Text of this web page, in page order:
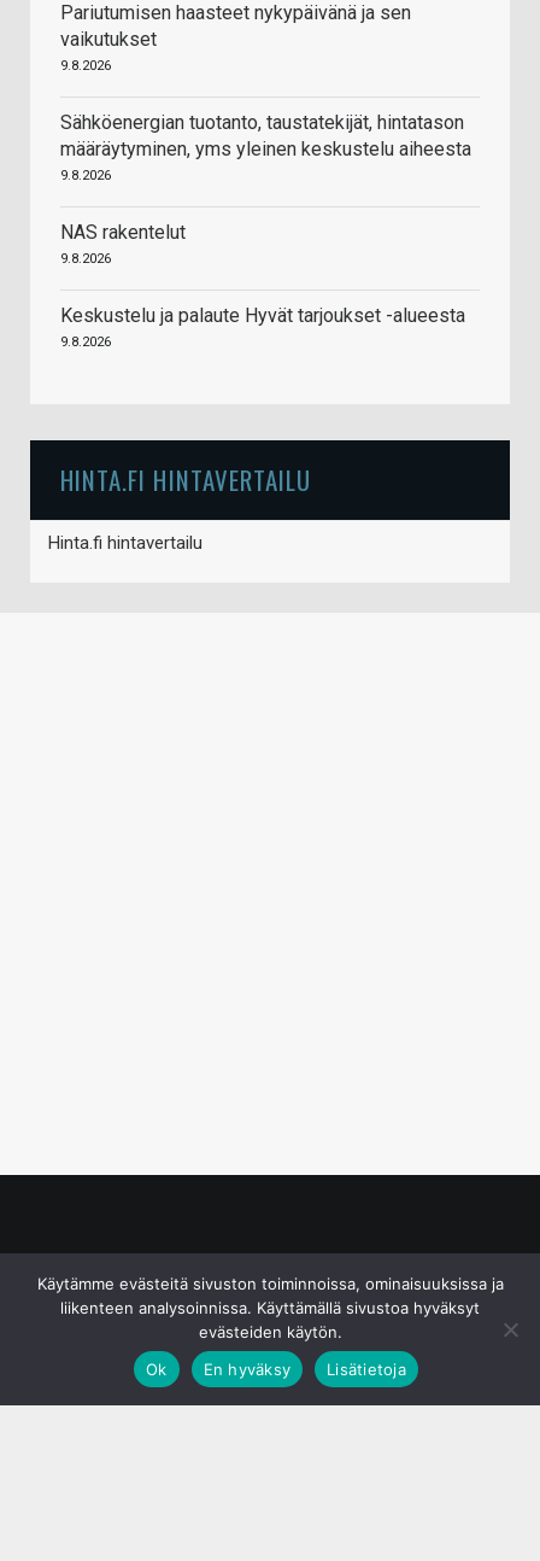
Pariutumisen haasteet nykypäivänä ja sen
vaikutukset
9.8.2026
Sähköenergian tuotanto, taustatekijät, hintatason
määräytyminen, yms yleinen keskustelu aiheesta
9.8.2026
NAS rakentelut
9.8.2026
Keskustelu ja palaute Hyvät tarjoukset -alueesta
9.8.2026
HINTA.FI HINTAVERTAILU
Hinta.fi hintavertailu
Käytämme evästeitä sivuston toiminnoissa, ominaisuuksissa ja
liikenteen analysoinnissa. Käyttämällä sivustoa hyväksyt
evästeiden käytön.
Ok
En hyväksy Lisätietoja